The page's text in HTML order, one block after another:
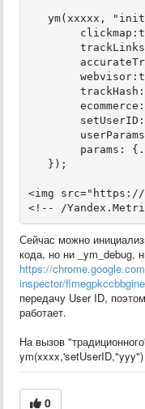
ym(xxxxx,
params:
   });
<img src="https://
<!-- /
Сейчас можно
кода, но ни _ym_debug,
https://
inspector/
передачу User ID,
работает.
На вызов
0